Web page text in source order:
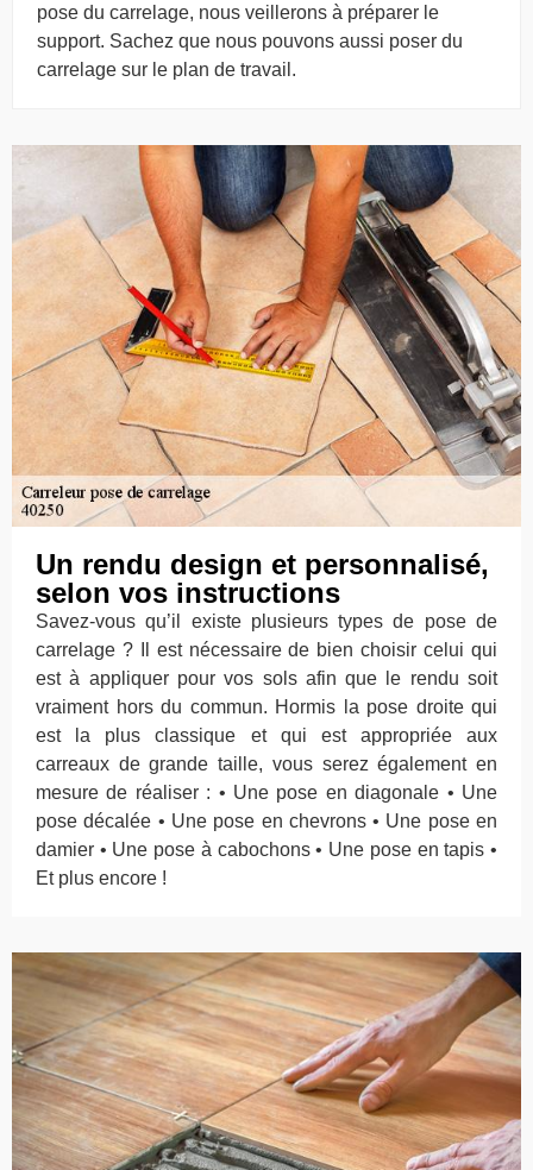
pose du carrelage, nous veillerons à préparer le
support. Sachez que nous pouvons aussi poser du
carrelage sur le plan de travail.
Un rendu design et personnalisé,
selon vos instructions
Savez-vous qu’il existe plusieurs types de pose de
carrelage ? Il est nécessaire de bien choisir celui qui
est à appliquer pour vos sols afin que le rendu soit
vraiment hors du commun. Hormis la pose droite qui
est la plus classique et qui est appropriée aux
carreaux de grande taille, vous serez également en
mesure de réaliser : • Une pose en diagonale • Une
pose décalée • Une pose en chevrons • Une pose en
damier • Une pose à cabochons • Une pose en tapis •
Et plus encore !